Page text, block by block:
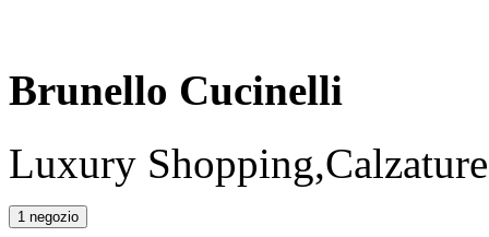
Brunello Cucinelli
Luxury
1 negozio